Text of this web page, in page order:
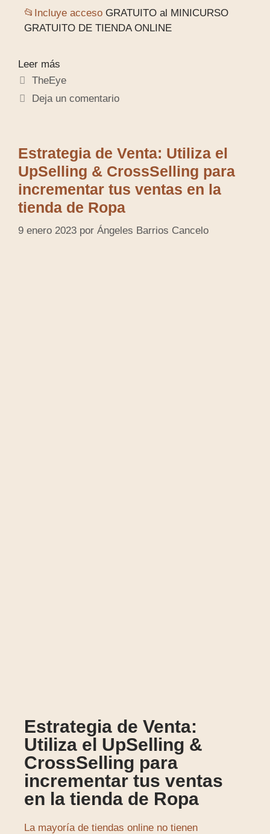
📂Incluye acceso GRATUITO al MINICURSO
GRATUITO DE TIENDA ONLINE
Leer más
TheEye
Deja un comentario
Estrategia de Venta: Utiliza el
UpSelling & CrossSelling para
incrementar tus ventas en la
tienda de Ropa
9 enero 2023 por Ángeles Barrios Cancelo
Estrategia de Venta:
Utiliza el UpSelling &
CrossSelling para
incrementar tus ventas
en la tienda de Ropa
La mayoría de tiendas online no tienen